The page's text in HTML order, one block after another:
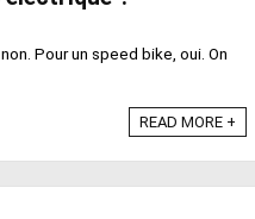
Pour un speed bike, oui. On
READ MORE +
siffle ou grince ? Tension,